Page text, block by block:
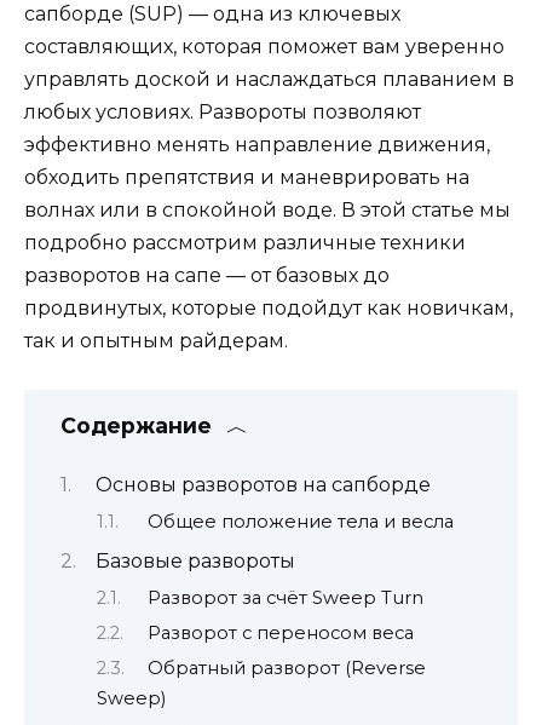
сапборде (SUP) — одна из ключевых
составляющих, которая поможет вам уверенно
управлять доской и наслаждаться плаванием в
любых условиях. Развороты позволяют
эффективно менять направление движения,
обходить препятствия и маневрировать на
волнах или в спокойной воде. В этой статье мы
подробно рассмотрим различные техники
разворотов на сапе — от базовых до
продвинутых, которые подойдут как новичкам,
так и опытным райдерам.
Содержание
Основы разворотов на сапборде
Общее положение тела и весла
Базовые развороты
Разворот за счёт Sweep Turn
Разворот с переносом веса
Обратный разворот (Reverse
Sweep)